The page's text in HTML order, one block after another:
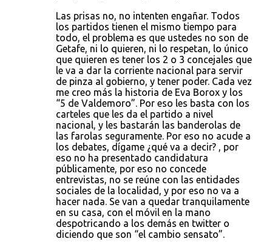
Las prisas no, no intenten engañar. Todos
los partidos tienen el mismo tiempo para
todo, el problema es que ustedes no son de
Getafe, ni lo quieren, ni lo respetan, lo único
que quieren es tener los 2 o 3 concejales que
le va a dar la corriente nacional para servir
de pinza al gobierno, y tener poder. Cada vez
me creo más la historia de Eva Borox y los
“5 de Valdemoro”. Por eso les basta con los
carteles que les da el partido a nivel
nacional, y les bastarán las banderolas de
las farolas seguramente. Por eso no acude a
los debates, dígame ¿qué va a decir? , por
eso no ha presentado candidatura
públicamente, por eso no concede
entrevistas, no se reúne con las entidades
sociales de la localidad, y por eso no va a
hacer nada. Se van a quedar tranquilamente
en su casa, con el móvil en la mano
despotricando a los demás en twitter o
diciendo que son “el cambio sensato”.